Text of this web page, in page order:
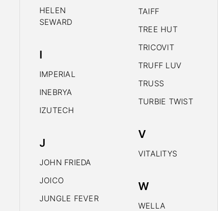
HELEN
SEWARD
I
IMPERIAL
INEBRYA
IZUTECH
J
JOHN FRIEDA
JOICO
JUNGLE FEVER
TAIFF
TREE HUT
TRICOVIT
TRUFF LUV
TRUSS
TURBIE TWIST
V
VITALITYS
W
WELLA